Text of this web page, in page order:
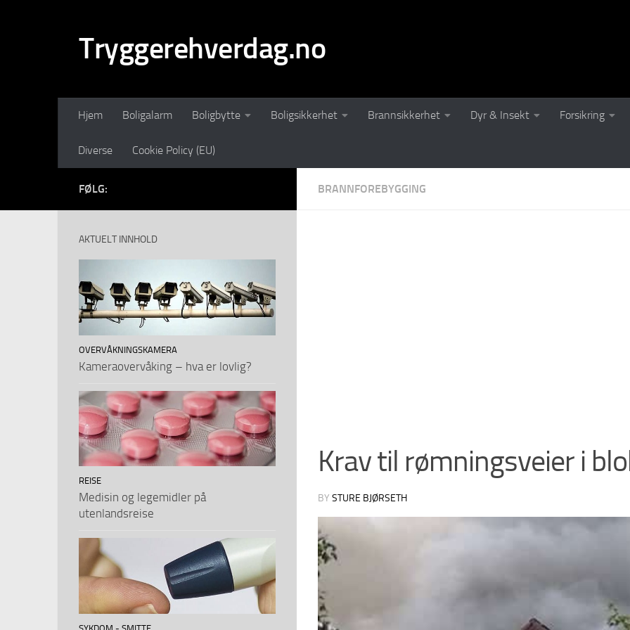
Tryggerehverdag.no
Hjem Boligalarm Boligbytte Boligsikkerhet Brannsikkerhet Dyr & Insekt Forsikring
Diverse Cookie Policy (EU)
BRANNFOREBYGGING
Krav til rømningsveier i
BY STURE BJØRSETH
FØLG:
AKTUELT INNHOLD
OVERVÅKNINGSKAMERA
Kameraovervåking – hva er lovlig?
REISE
Medisin og legemidler på
utenlandsreise